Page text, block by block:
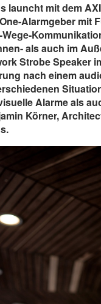
launcht mit dem
Alarmgeber mit
als auch im
Strobe Speaker
nach einem
Alarme als
Körner,